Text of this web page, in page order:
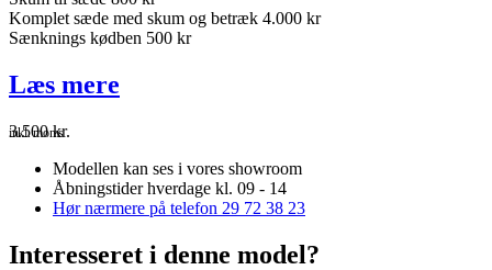
Komplet sæde med skum og betræk 4.000 kr
Sænknings kødben 500 kr
Læs mere
3.500kr.
inkl. moms
Modellen kan ses i vores showroom
Åbningstider hverdage kl. 09 - 14
Hør nærmere på telefon 29 72 38 23
Interesseret i denne model?